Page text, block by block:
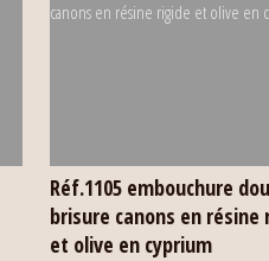
Réf.1105 embouchure
brisure canons en résine
et olive en cyprium